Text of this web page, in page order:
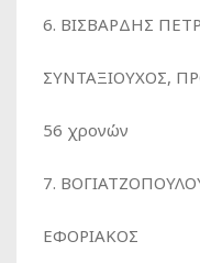
6. ΒΙΣΒΑΡΔΗΣ
ΣΥΝΤΑΞΙΟΥΧΟΣ,
56 χρονών
7.
ΕΦΟΡΙΑΚΟΣ